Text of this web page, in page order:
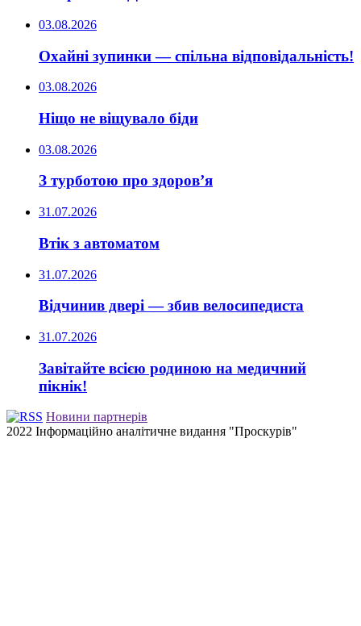
03.08.2026
Охайні зупинки — спільна відповідальність!
03.08.2026
Ніщо не віщувало біди
03.08.2026
З турботою про здоров’я
31.07.2026
Втік з автоматом
31.07.2026
Відчинив двері — збив велосипедиста
31.07.2026
Завітайте всією родиною на медичний
пікнік!
Новини партнерів
2022 Інформаційно аналітичне видання "Проскурів"